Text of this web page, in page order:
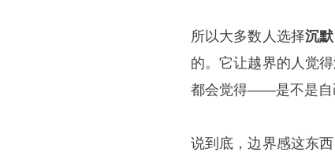
所以大多数人选择沉默
的。它让越界的人觉
都会觉得——是不是自
说到底，边界感这东